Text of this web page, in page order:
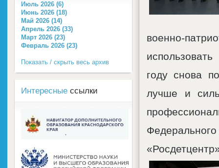
военно-
году снова
лучше и
Июль 2026 (6)
Июнь 2026 (18)
Май 2026 (14)
Апрель 2026 (33)
Март 2026 (23)
Февраль 2026 (23)
Показать / скрыть весь архив
Интересные ссылки